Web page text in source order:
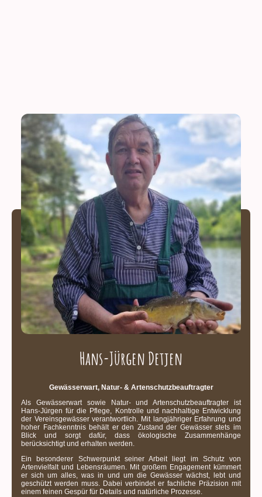
Hans-Jürgen Detjen
Gewässerwart, Natur- & Artenschutzbeauftragter
Als Gewässerwart sowie Natur- und Artenschutzbeauftragter ist
Hans-Jürgen für die Pflege, Kontrolle und nachhaltige Entwicklung
der Vereinsgewässer verantwortlich. Mit langjähriger Erfahrung und
hoher Fachkenntnis behält er den Zustand der Gewässer stets im
Blick und sorgt dafür, dass ökologische Zusammenhänge
berücksichtigt und erhalten werden.
Ein besonderer Schwerpunkt seiner Arbeit liegt im Schutz von
Artenvielfalt und Lebensräumen. Mit großem Engagement kümmert
er sich um alles, was in und um die Gewässer wächst, lebt und
geschützt werden muss. Dabei verbindet er fachliche Präzision mit
einem feinen Gespür für Details und natürliche Prozesse.